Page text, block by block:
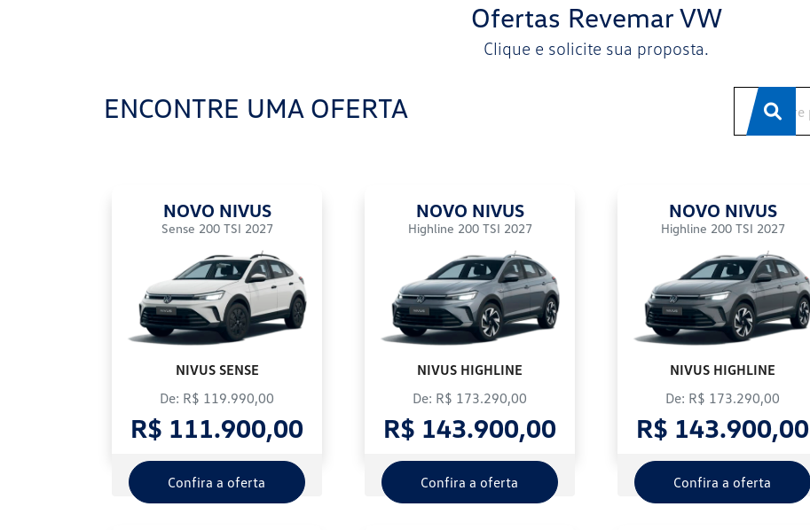
Ofertas Revemar VW
Clique e solicite sua proposta.
ENCONTRE UMA OFERTA
NOVO NIVUS
Sense 200 TSI 2027
NIVUS SENSE
De: R$ 119.990,00
R$ 111.900,00
Confira a oferta
NOVO NIVUS
Highline 200 TSI 2027
NIVUS HIGHLINE
De: R$ 173.290,00
R$ 143.900,00
Confira a oferta
NOVO NIVUS
Highline 200 TSI 2027
NIVUS HIGHLINE
De: R$ 173.290,00
R$ 143.900,00
Confira a oferta